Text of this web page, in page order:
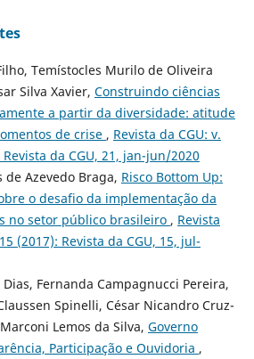
Temístocles Murilo de Oliveira
Silva Xavier, Construindo ciências
a partir da diversidade: atitude
de crise , Revista da CGU: v.
da CGU, 21, jan-jun/2020
Azevedo Braga, Risco Bottom Up:
o desafio da implementação da
no setor público brasileiro , Revista
(2017): Revista da CGU, 15, jul-
Fernanda Campagnucci Pereira,
Spinelli, César Nicandro Cruz-
Lemos da Silva, Governo
Participação e Ouvidoria ,